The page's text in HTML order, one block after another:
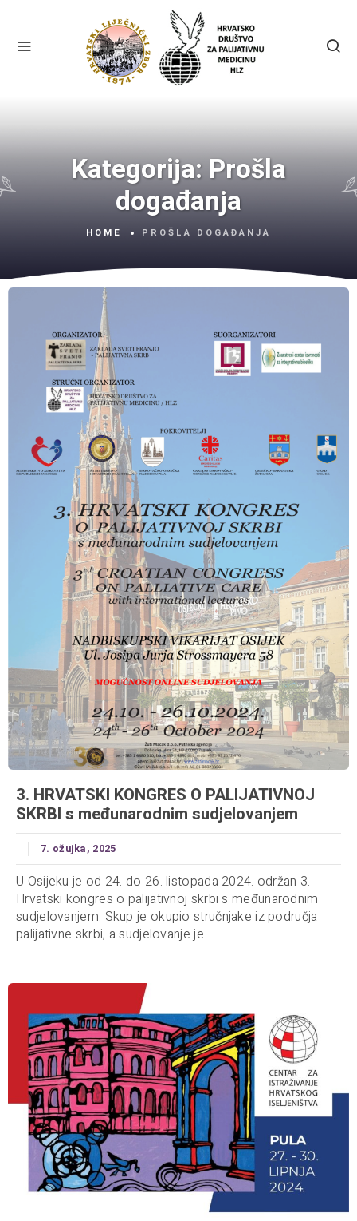
Kategorija:Prošla
događanja
HOME PROŠLA DOGAĐANJA
3. HRVATSKI KONGRES O PALIJATIVNOJ
SKRBI s međunarodnim sudjelovanjem
7. ožujka, 2025
U Osijeku je od 24. do 26. listopada 2024. održan 3.
Hrvatski kongres o palijativnoj skrbi s međunarodnim
sudjelovanjem. Skup je okupio stručnjake iz područja
palijativne skrbi, a sudjelovanje je...